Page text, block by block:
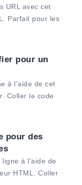
URL avec cet
Parfait pour les
pour un
à l'aide de cet
Coller le code
pour des
ligne à l'aide de
HTML. Coller